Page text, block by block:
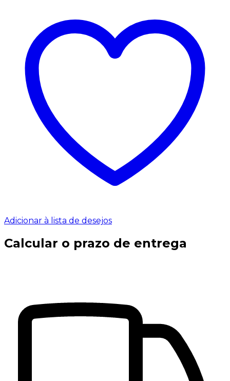
Adicionar à lista de desejos
Calcular o prazo de entrega